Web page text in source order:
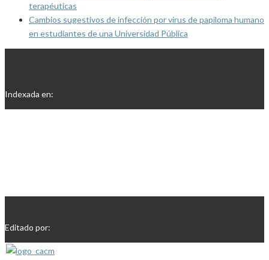
terapéuticas
Cambios sugestivos de infección por virus de papiloma humano
en estudiantes de una Universidad Pública
Indexada en:
Editado por: